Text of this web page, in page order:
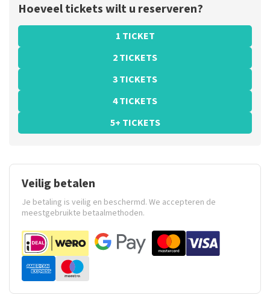
Hoeveel tickets wilt u reserveren?
1 TICKET
2 TICKETS
3 TICKETS
4 TICKETS
5+ TICKETS
Veilig betalen
Je betaling is veilig en beschermd. We accepteren de
meestgebruikte betaalmethoden.